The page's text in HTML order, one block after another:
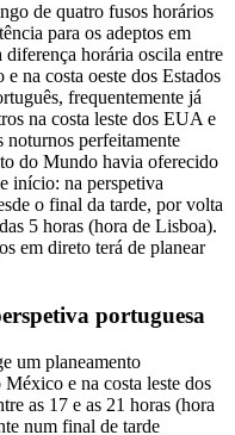
de quatro fusos horários
para os adeptos em
horária oscila entre
na costa oeste dos Estados
frequentemente já
na costa leste dos EUA e
noturnos perfeitamente
do Mundo havia oferecido
início: na perspetiva
o final da tarde, por volta
5 horas (hora de Lisboa).
em direto terá de planear
portuguesa
um planeamento
e na costa leste dos
as 17 e as 21 horas (hora
num final de tarde